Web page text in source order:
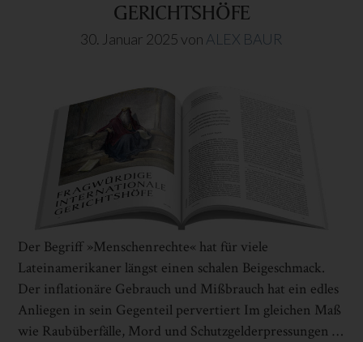
GERICHTSHÖFE
30. Januar 2025von ALEX BAUR
Der Begriff »Menschenrechte« hat für viele
Lateinamerikaner längst einen schalen Beigeschmack.
Der inflationäre Gebrauch und Mißbrauch hat ein edles
Anliegen in sein Gegenteil pervertiert Im gleichen Maß
wie Raubüberfälle, Mord und Schutzgeld­erpressungen …